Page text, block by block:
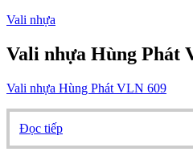
Vali nhựa
Vali nhựa Hùng Phát
Vali nhựa Hùng Phát VLN 609
Đọc tiếp